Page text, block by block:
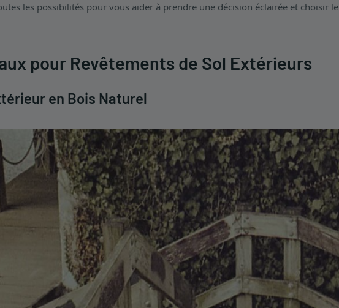
les possibilités pour vous aider à prendre une décision éclairée et choisir le
pour Revêtements de Sol Extérieurs
en Bois Naturel